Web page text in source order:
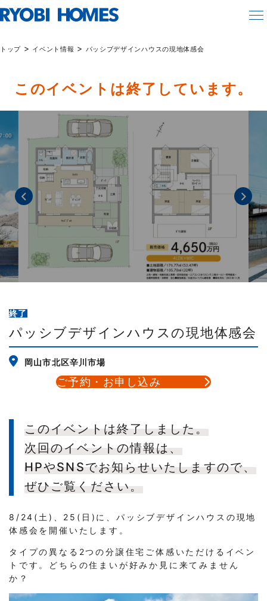
トップ > イベント情報 > パッシブデザインハウスの現地体感会
このイベントは終了しています。
終了
パッシブデザインハウスの現地体感会
岡山市北区辛川市場
ご予約・お申し込み
このイベントは終了しました。
次回のイベントの情報は、
HPやSNSでお知らせいたしますので、
ぜひご覧ください。
8/24(土)、25(日)に、パッシブデザインハウスの現地
体感会を開催いたします。
タイプの異なる2つの分譲住宅ご体感いただけるイベン
トです。どちらの住まいが好みか見に来てみません
か？